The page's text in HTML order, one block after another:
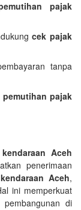
pajak
cek pajak
tanpa
pemutihan pajak
Aceh
penerimaan
Aceh,
ini memperkuat
di